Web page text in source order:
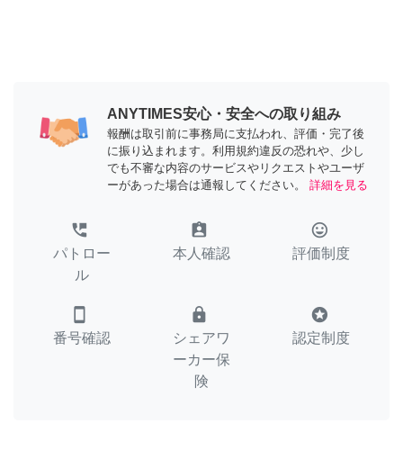
ANYTIMES安心・安全への取り組み
報酬は取引前に事務局に支払われ、評価・完了後
に振り込まれます。利用規約違反の恐れや、少し
でも不審な内容のサービスやリクエストやユーザ
ーがあった場合は通報してください。
詳細を見る
perm_phone_msg
パトロー
ル
assignment_ind
本人確認
tag_faces
評価制度
smartphone
番号確認
lock
シェアワ
ーカー保
険
stars
認定制度